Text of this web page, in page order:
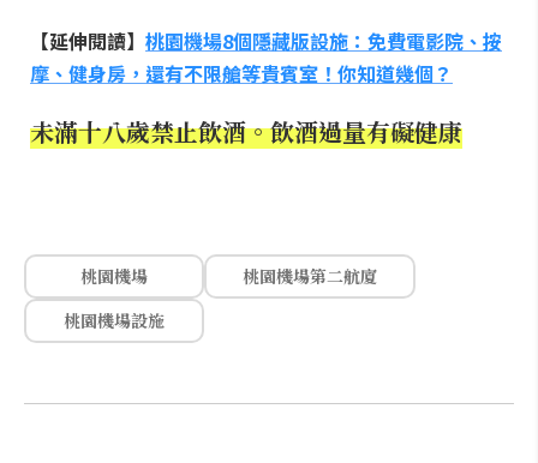
【延伸閱讀】 桃園機場8個隱藏版設施：免費電影院、按
摩、健身房，還有不限艙等貴賓室！你知道幾個？
未滿十八歲禁止飲酒。飲酒過量有礙健康
桃園機場
桃園機場第二航廈
桃園機場設施